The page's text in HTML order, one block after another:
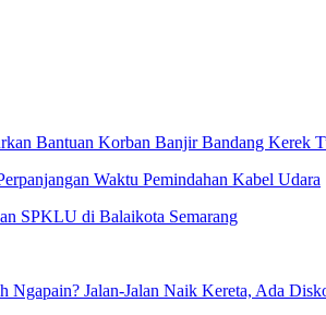
Bantuan Korban Banjir Bandang Kerek
Waktu Pemindahan Kabel Udara
SPKLU di Balaikota Semarang
Ngapain? Jalan-Jalan Naik Kereta, Ada